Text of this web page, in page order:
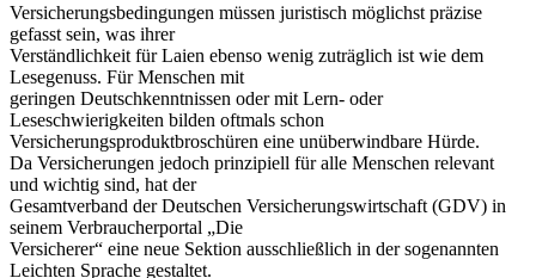
Versicherungsbedingungen müssen juristisch möglichst präzise
gefasst sein, was ihrer
Verständlichkeit für Laien ebenso wenig zuträglich ist wie dem
Lesegenuss. Für Menschen mit
geringen Deutschkenntnissen oder mit Lern- oder
Leseschwierigkeiten bilden oftmals schon
Versicherungsproduktbroschüren eine unüberwindbare Hürde.
Da Versicherungen jedoch prinzipiell für alle Menschen relevant
und wichtig sind, hat der
Gesamtverband der Deutschen Versicherungswirtschaft (GDV) in
seinem Verbraucherportal „Die
Versicherer“ eine neue Sektion ausschließlich in der sogenannten
Leichten Sprache gestaltet.